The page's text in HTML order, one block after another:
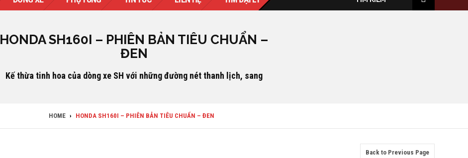
HONDA SH160I – PHIÊN BẢN TIÊU CHUẨN –
ĐEN
Kế thừa tinh hoa của dòng xe SH với những đường nét thanh lịch, sang
HOME › HONDA SH160I – PHIÊN BẢN TIÊU CHUẨN – ĐEN
Back to Previous Page